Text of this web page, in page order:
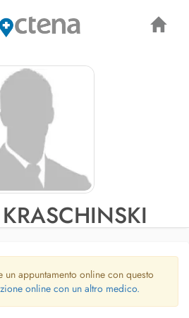
appuntamento online con questo
online con un altro medico.